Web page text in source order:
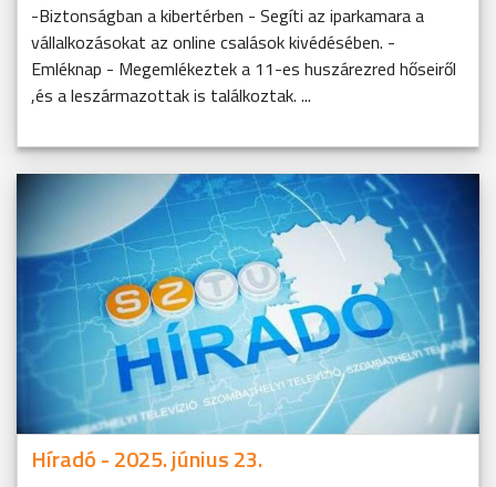
-Biztonságban a kibertérben - Segíti az iparkamara a
vállalkozásokat az online csalások kivédésében. -
Emléknap - Megemlékeztek a 11-es huszárezred hőseiről
,és a leszármazottak is találkoztak. ...
Híradó - 2025. június 23.